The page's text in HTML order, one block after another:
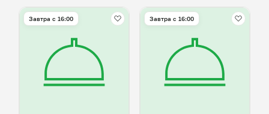
Завтра c 16:00 Завтра c 16:00